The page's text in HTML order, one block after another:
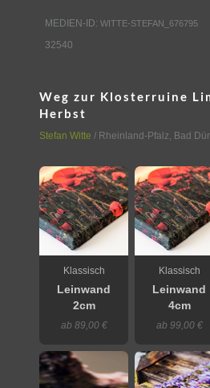
MEDIEN-ID: WITTE-STEFAN_676795
32540
Weg zur Klosterruine
Herbst
Stefan Witte / Rheinland-Pfalz, Bad
Klassisch
Leinwand
2cm
ab 89,00 €
Klassisch
Leinwand
4cm
ab 99,00 €